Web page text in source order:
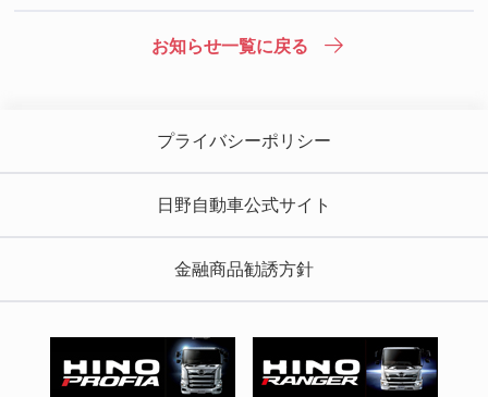
お知らせ一覧に戻る
プライバシーポリシー
日野自動車公式サイト
金融商品勧誘方針